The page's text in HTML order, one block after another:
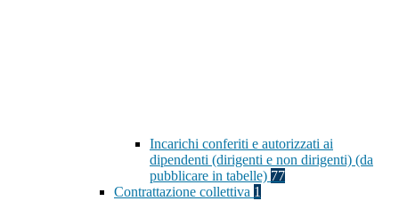
Incarichi conferiti e autorizzati ai
dipendenti (dirigenti e non dirigenti) (da
pubblicare in tabelle) 77
Contrattazione collettiva 1